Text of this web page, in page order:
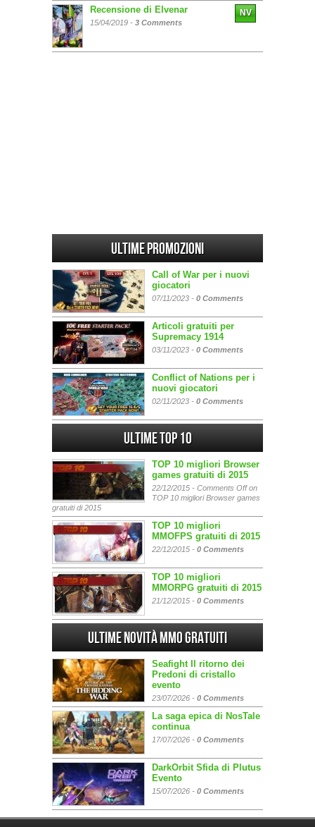
Recensione di Elvenar
15/04/2019 - 3 Comments
NV
Ultime promozioni
Call of War per i nuovi
giocatori
07/11/2023 - 0 Comments
Articoli gratuiti per
Supremacy 1914
03/11/2023 - 0 Comments
Conflict of Nations per i
nuovi giocatori
02/11/2023 - 0 Comments
Ultime Top 10
TOP 10 migliori Browser
games gratuiti di 2015
22/12/2015 - Comments Offon
TOP 10 migliori Browser games
gratuiti di 2015
TOP 10 migliori
MMOFPS gratuiti di 2015
22/12/2015 - 0 Comments
TOP 10 migliori
MMORPG gratuiti di 2015
21/12/2015 - 0 Comments
Ultime Novità MMO gratuiti
Seafight Il ritorno dei
Predoni di cristallo
evento
23/07/2026 - 0 Comments
La saga epica di NosTale
continua
17/07/2026 - 0 Comments
DarkOrbit Sfida di Plutus
Evento
15/07/2026 - 0 Comments